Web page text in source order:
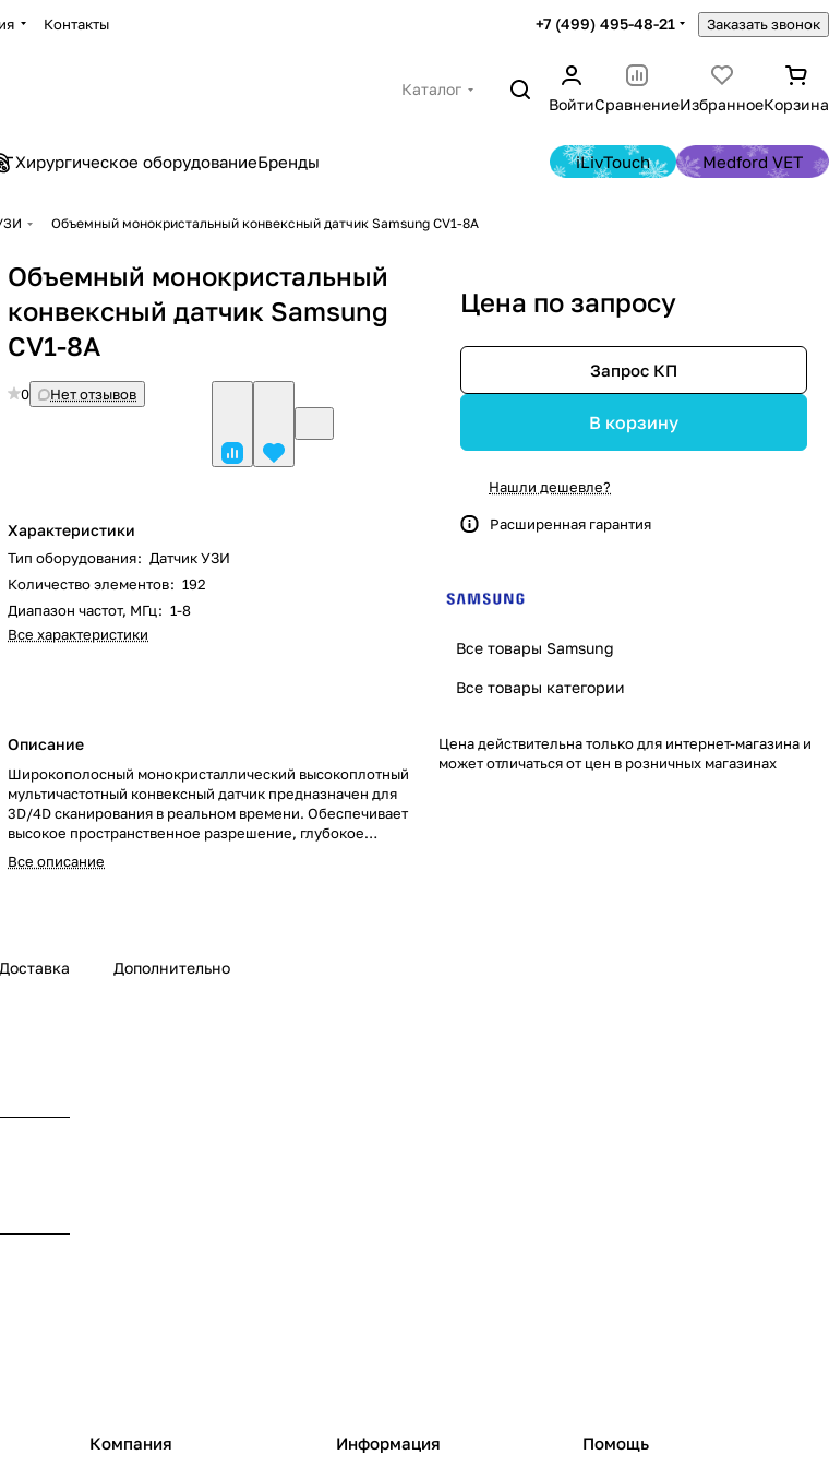
Контакты +7 (499) 495-48-21 Заказать звонок
Каталог
ВойтиСравнениеИзбранноеКорзина
Хирургическое оборудованиеБренды iLivTouch Medford VET
Объемный монокристальный конвексный датчик Samsung CV1-8A
Объемный монокристальный
конвексный датчик Samsung
CV1-8A
0 Нет отзывов
Характеристики
Тип оборудования: Датчик УЗИ
Количество элементов: 192
Диапазон частот, МГц: 1-8
Все характеристики
Описание
Широкополосный монокристаллический высокоплотный
мультичастотный конвексный датчик предназначен для
3D/4D сканирования в реальном времени. Обеспечивает
высокое пространственное разрешение, глубокое
проникновение и стабильную визуализацию при объёмных
исследованиях, включая акушерство, гинекологию и
Все описание
Цена по запросу
Запрос КП
В корзину
Нашли дешевле?
Расширенная гарантия
Все товары Samsung
Все товары категории
Цена действительна только для интернет-магазина и
может отличаться от цен в розничных магазинах
Доставка Дополнительно
Компания Информация Помощь